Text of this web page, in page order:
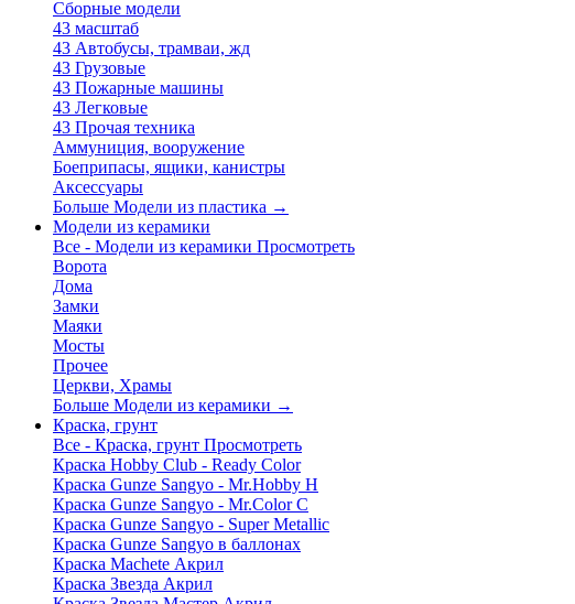
Сборные модели
43 масштаб
43 Автобусы, трамваи, жд
43 Грузовые
43 Пожарные машины
43 Легковые
43 Прочая техника
Аммуниция, вооружение
Боеприпасы, ящики, канистры
Аксессуары
Больше Модели из пластика →
Модели из керамики
Все - Модели из керамики Просмотреть
Ворота
Дома
Замки
Маяки
Мосты
Прочее
Церкви, Храмы
Больше Модели из керамики →
Краска, грунт
Все - Краска, грунт Просмотреть
Краска Hobby Club - Ready Color
Краска Gunze Sangyo - Mr.Hobby H
Краска Gunze Sangyo - Mr.Color C
Краска Gunze Sangyo - Super Metallic
Краска Gunze Sangyo в баллонах
Краска Machete Акрил
Краска Звезда Акрил